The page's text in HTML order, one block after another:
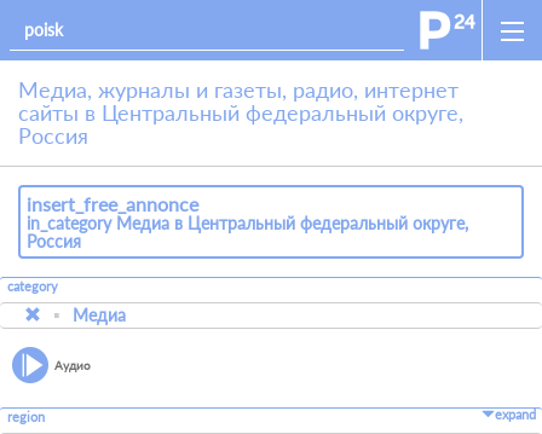
Медиа, журналы и газеты, радио, интернет
сайты в Центральный федеральный округе,
Россия
insert_free_annonce
in_category Медиа в Центральный федеральный округе,
Россия
category
Медиа
Аудио
region expand